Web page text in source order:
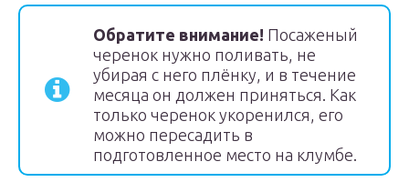
Обратите внимание! Посаженый
черенок нужно поливать, не
убирая с него плёнку, и в течение
месяца он должен приняться. Как
только черенок укоренился, его
можно пересадить в
подготовленное место на клумбе.